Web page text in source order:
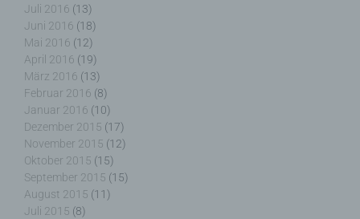
Juli 2016 (13)
Juni 2016 (18)
Mai 2016 (12)
April 2016 (19)
März 2016 (13)
Februar 2016 (8)
Januar 2016 (10)
Dezember 2015 (17)
November 2015 (12)
Oktober 2015 (15)
September 2015 (15)
August 2015 (11)
Juli 2015 (8)
Pseudonymisierung ist die Verarbeitung
personenbezogener Daten in einer Weise, auf
welche die personenbezogenen Daten ohne
Hinzuziehung zusätzlicher Informationen nicht
mehr einer spezifischen betroffenen Person
zugeordnet werden können, sofern diese
zusätzlichen Informationen gesondert aufbewahrt
werden und technischen und organisatorischen
Maßnahmen unterliegen, die gewährleisten, dass
die personenbezogenen Daten nicht einer
identifizierten oder identifizierbaren natürlichen
Person zugewiesen werden.